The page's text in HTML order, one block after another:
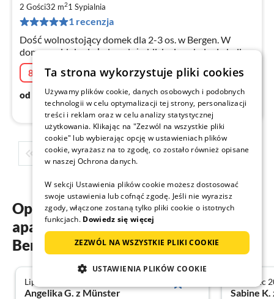
2 Gości32 m21 Sypialnia
1 recenzja
Dość wolnostojący domek dla 2-3 os. w Bergen. W
domu znajduje się ładna plaża blisko i spokojnej okolicy
z dużym ogrodem. Doskonały pod każdym względem!
8% Last minute
06.08.2026 - 18.08.2026
od
77€/ noc
1 2 3 4 5 ...
Opinie gości o naszych
apartamentach wakacyjnych w
Bergen
Lipiec 2026
Angelika G. z Münster
Czerwiec
Sabine K.
Ta strona wykorzystuje pliki cookies
Używamy plików cookie, danych osobowych i podobnych
technologii w celu optymalizacji tej strony, personalizacji
treści i reklam oraz w celu analizy statystycznej
użytkowania. Klikając na "Zezwól na wszystkie pliki
cookie" lub wybierając opcję w ustawieniach plików
cookie, wyrażasz na to zgodę, co zostało również opisane
w naszej Ochrona danych.
W sekcji Ustawienia plików cookie możesz dostosować
swoje ustawienia lub cofnąć zgodę. Jeśli nie wyrazisz
zgody, włączone zostaną tylko pliki cookie o istotnych
funkcjach. Dowiedz się więcej
ZEZWÓL NA WSZYSTKIE PLIKI COOKIE
USTAWIENIA PLIKÓW COOKIE